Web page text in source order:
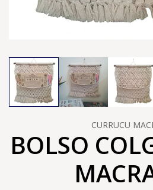
CURRUCU
BOLSO